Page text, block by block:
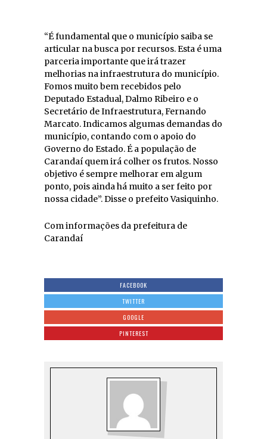
“É fundamental que o município saiba se
articular na busca por recursos. Esta é uma
parceria importante que irá trazer
melhorias na infraestrutura do município.
Fomos muito bem recebidos pelo
Deputado Estadual, Dalmo Ribeiro e o
Secretário de Infraestrutura, Fernando
Marcato. Indicamos algumas demandas do
município, contando com o apoio do
Governo do Estado. É a população de
Carandaí quem irá colher os frutos. Nosso
objetivo é sempre melhorar em algum
ponto, pois ainda há muito a ser feito por
nossa cidade”. Disse o prefeito Vasiquinho.
Com informações da prefeitura de
Carandaí
FACEBOOK
TWITTER
GOOGLE
PINTEREST